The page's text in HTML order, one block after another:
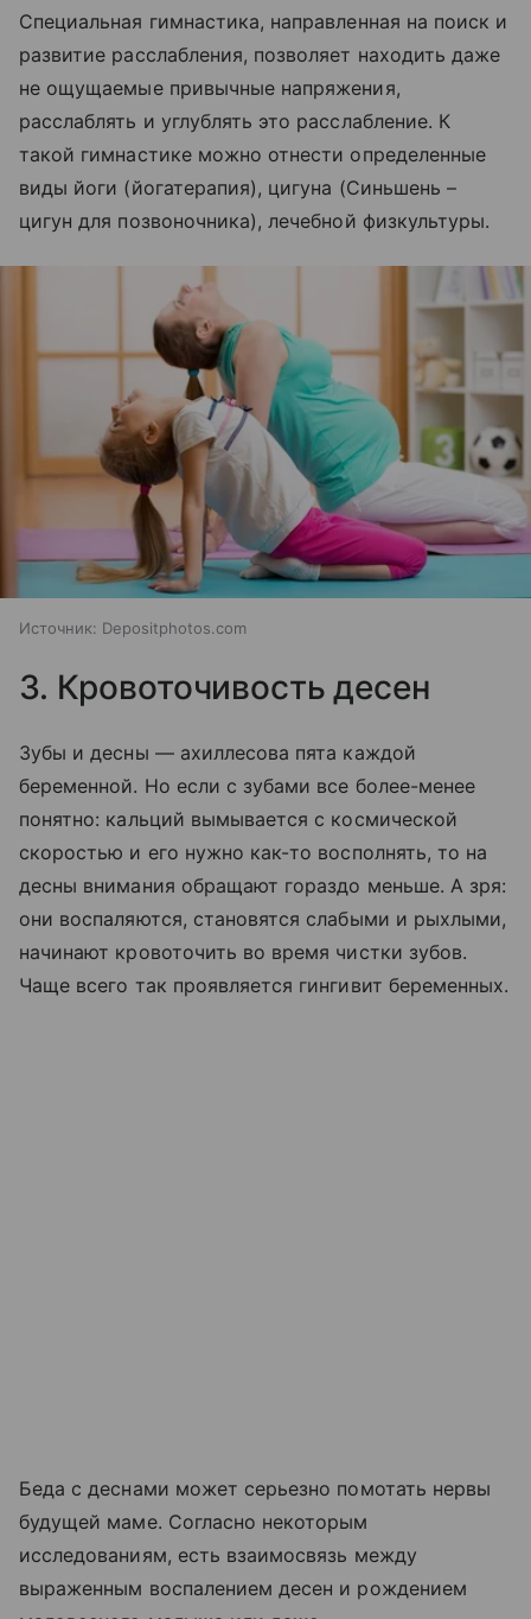
Специальная гимнастика, направленная на поиск и
развитие расслабления, позволяет находить даже
не ощущаемые привычные напряжения,
расслаблять и углублять это расслабление. К
такой гимнастике можно отнести определенные
виды йоги (йогатерапия), цигуна (Синьшень –
цигун для позвоночника), лечебной физкультуры.
Источник: Depositphotos.com
3. Кровоточивость десен
Зубы и десны — ахиллесова пята каждой
беременной. Но если с зубами все более-менее
понятно: кальций вымывается с космической
скоростью и его нужно как-то восполнять, то на
десны внимания обращают гораздо меньше. А зря:
они воспаляются, становятся слабыми и рыхлыми,
начинают кровоточить во время чистки зубов.
Чаще всего так проявляется гингивит беременных.
Беда с деснами может серьезно помотать нервы
будущей маме. Согласно некоторым
исследованиям, есть взаимосвязь между
выраженным воспалением десен и рождением